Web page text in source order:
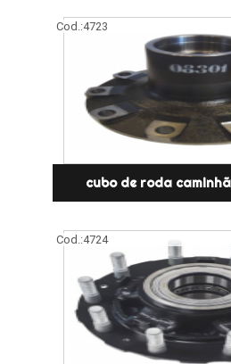
Cod.:4723
cubo de roda
Cod.:4724